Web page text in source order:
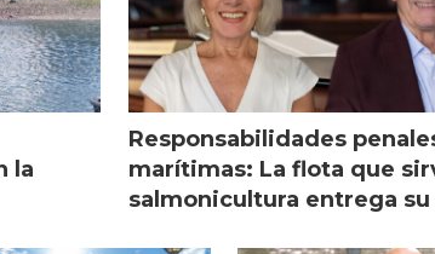
la
Responsabilidades
marítimas: La flota que
salmonicultura entrega